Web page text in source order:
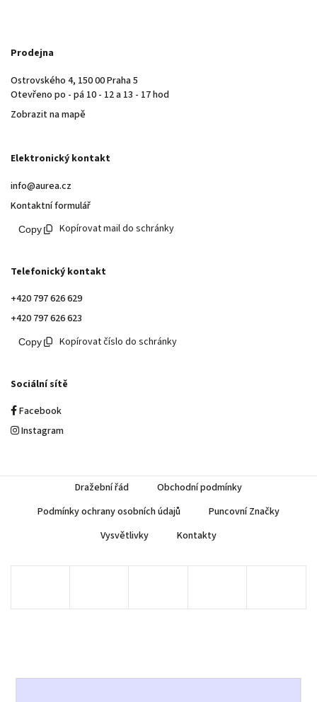
Prodejna
Ostrovského 4, 150 00 Praha 5
Otevřeno po - pá 10 - 12 a 13 - 17 hod
Zobrazit na mapě
Elektronický kontakt
info@aurea.cz
Kontaktní formulář
Kopírovat mail do schránky
Telefonický kontakt
+420 797 626 629
+420 797 626 623
Kopírovat číslo do schránky
Sociální sítě
Facebook
Instagram
Dražební řád
Obchodní podmínky
Podmínky ochrany osobních údajů
Puncovní Značky
Vysvětlivky
Kontakty